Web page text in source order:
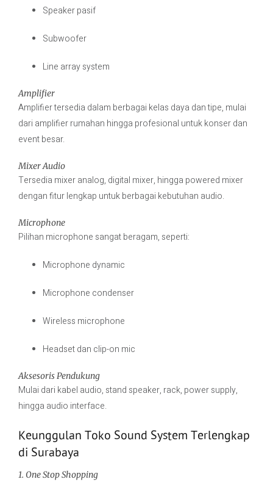
Speaker pasif
Subwoofer
Line array system
Amplifier
Amplifier tersedia dalam berbagai kelas daya dan tipe, mulai
dari amplifier rumahan hingga profesional untuk konser dan
event besar.
Mixer Audio
Tersedia mixer analog, digital mixer, hingga powered mixer
dengan fitur lengkap untuk berbagai kebutuhan audio.
Microphone
Pilihan microphone sangat beragam, seperti:
Microphone dynamic
Microphone condenser
Wireless microphone
Headset dan clip-on mic
Aksesoris Pendukung
Mulai dari kabel audio, stand speaker, rack, power supply,
hingga audio interface.
Keunggulan Toko Sound System Terlengkap
di Surabaya
1. One Stop Shopping